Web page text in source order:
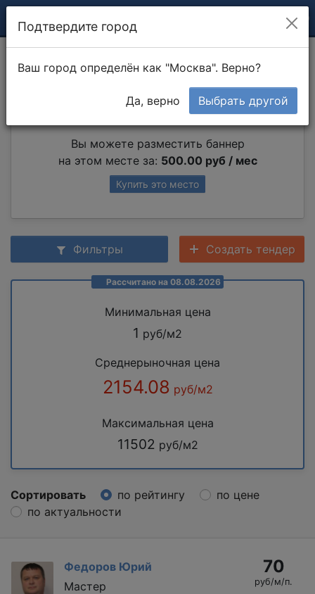
Конопатка
Вы можете разместить баннер
на этом месте за: 500.00 руб / мес
Купить это место
Фильтры Создать тендер
Рассчитано на 08.08.2026
Минимальная цена
1 руб/м2
Среднерыночная цена
2154.08 руб/м2
Максимальная цена
11502 руб/м2
Сортировать по рейтингу
по цене
по актуальности
Федоров Юрий
Мастер
70
руб/м/п.
Подтвердите город
Ваш город определён как "Москва". Верно?
Да, верно Выбрать другой